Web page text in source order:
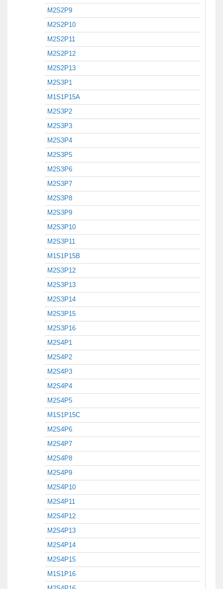
M2S2P9
M2S2P10
M2S2P11
M2S2P12
M2S2P13
M2S3P1
M1S1P15A
M2S3P2
M2S3P3
M2S3P4
M2S3P5
M2S3P6
M2S3P7
M2S3P8
M2S3P9
M2S3P10
M2S3P11
M1S1P15B
M2S3P12
M2S3P13
M2S3P14
M2S3P15
M2S3P16
M2S4P1
M2S4P2
M2S4P3
M2S4P4
M2S4P5
M1S1P15C
M2S4P6
M2S4P7
M2S4P8
M2S4P9
M2S4P10
M2S4P11
M2S4P12
M2S4P13
M2S4P14
M2S4P15
M1S1P16